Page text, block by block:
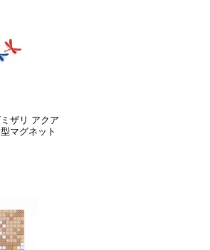
ザリ アクア
マグネット